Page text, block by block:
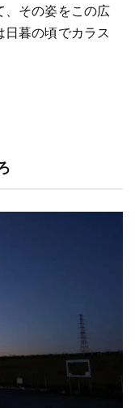
、その姿をこの広
日暮の頃でカラス